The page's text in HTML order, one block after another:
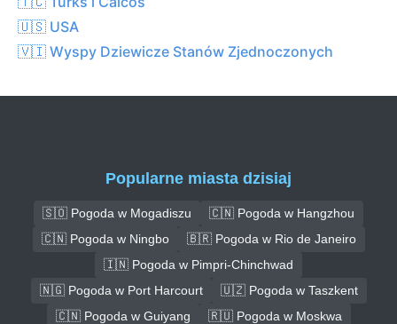
🇺🇸 USA
🇻🇮 Wyspy Dziewicze Stanów Zjednoczonych
Popularne miasta dzisiaj
🇸🇴 Pogoda w Mogadiszu
🇨🇳 Pogoda w Hangzhou
🇨🇳 Pogoda w Ningbo
🇧🇷 Pogoda w Rio de Janeiro
🇮🇳 Pogoda w Pimpri-Chinchwad
🇳🇬 Pogoda w Port Harcourt
🇺🇿 Pogoda w Taszkent
🇨🇳 Pogoda w Guiyang
🇷🇺 Pogoda w Moskwa